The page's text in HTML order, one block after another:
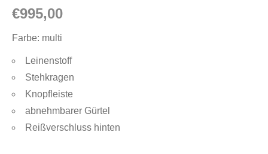
€995,00
Farbe: multi
Leinenstoff
Stehkragen
Knopfleiste
abnehmbarer Gürtel
Reißverschluss hinten